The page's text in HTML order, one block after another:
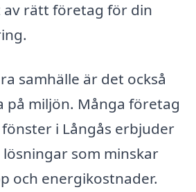
rätt företag för din
samhälle är det också
miljön. Många företag
i Långås erbjuder
som minskar
och energikostnader.